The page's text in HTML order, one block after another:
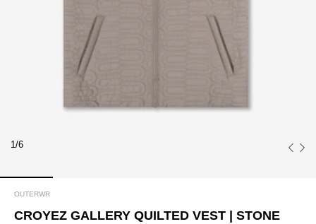
1/6
OUTERWR
CROYEZ GALLERY QUILTED VEST | STONE